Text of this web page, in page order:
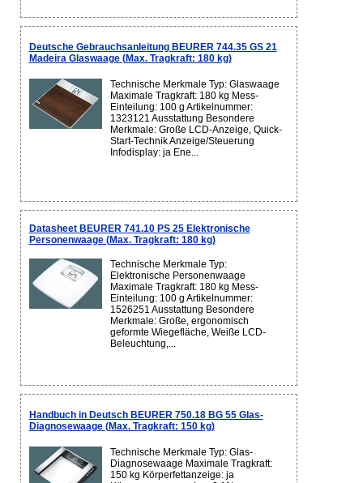
Deutsche Gebrauchsanleitung BEURER 744.35 GS 21
Madeira Glaswaage (Max. Tragkraft: 180 kg)
Technische Merkmale Typ: Glaswaage
Maximale Tragkraft: 180 kg Mess-
Einteilung: 100 g Artikelnummer:
1323121 Ausstattung Besondere
Merkmale: Große LCD-Anzeige, Quick-
Start-Technik Anzeige/Steuerung
Infodisplay: ja Ene...
Datasheet BEURER 741.10 PS 25 Elektronische
Personenwaage (Max. Tragkraft: 180 kg)
Technische Merkmale Typ:
Elektronische Personenwaage
Maximale Tragkraft: 180 kg Mess-
Einteilung: 100 g Artikelnummer:
1526251 Ausstattung Besondere
Merkmale: Große, ergonomisch
geformte Wiegefläche, Weiße LCD-
Beleuchtung,...
Handbuch in Deutsch BEURER 750.18 BG 55 Glas-
Diagnosewaage (Max. Tragkraft: 150 kg)
Technische Merkmale Typ: Glas-
Diagnosewaage Maximale Tragkraft:
150 kg Körperfettanzeige: ja